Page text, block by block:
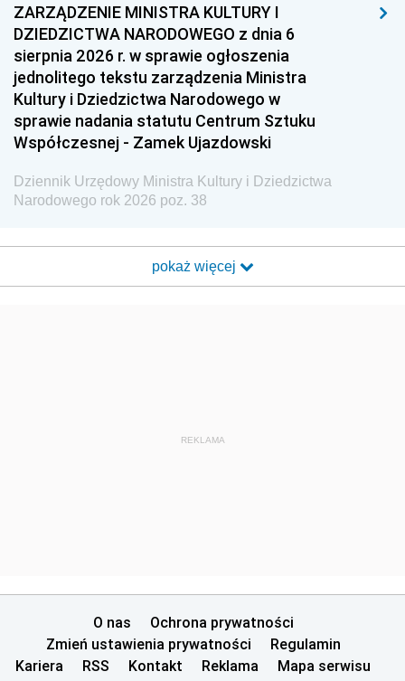
ZARZĄDZENIE MINISTRA KULTURY I
DZIEDZICTWA NARODOWEGO z dnia 6
sierpnia 2026 r. w sprawie ogłoszenia
jednolitego tekstu zarządzenia Ministra
Kultury i Dziedzictwa Narodowego w
sprawie nadania statutu Centrum Sztuku
Współczesnej - Zamek Ujazdowski
Dziennik Urzędowy Ministra Kultury i Dziedzictwa
Narodowego rok 2026 poz. 38
pokaż więcej
REKLAMA
O nas
Ochrona prywatności
Zmień ustawienia prywatności
Regulamin
Kariera
RSS Kontakt Reklama Mapa serwisu